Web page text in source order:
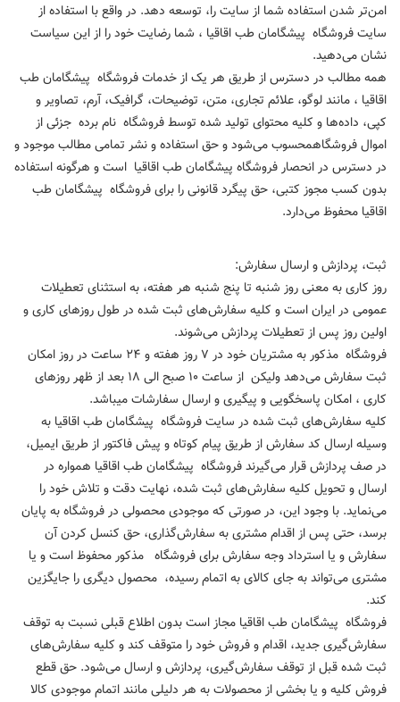
امن‏‌تر شدن استفاده شما از سایت را، توسعه دهد. در واقع با استفاده از
سایت فروشگاه پیشگامان طب اقاقیا ، شما رضایت خود را از این سیاست
نشان می‏‌دهید.
همه مطالب در دسترس از طریق هر یک از خدمات فروشگاه پیشگامان طب
اقاقیا ، مانند لوگو، علائم تجاری، متن، توضیحات، گرافیک، آرم، تصاویر و
کپی، داده‌ها و کلیه محتوای تولید شده توسط فروشگاه نام برده جزئی از
اموال فروشگاهمحسوب می‏‌شود و حق استفاده و نشر تمامی مطالب موجود و
در دسترس در انحصار فروشگاه پیشگامان طب اقاقیا است و هرگونه استفاده
بدون کسب مجوز کتبی، حق پیگرد قانونی را برای فروشگاه پیشگامان طب
اقاقیا محفوظ می‏‌دارد.
ثبت، پردازش و ارسال سفارش:
روز کاری به معنی روز شنبه تا پنج شنبه هر هفته، به استثنای تعطیلات
عمومی در ایران است و کلیه سفارش‏‌های ثبت شده در طول روزهای کاری و
اولین روز پس از تعطیلات پردازش می‌‏شوند.
فروشگاه مذکور به مشتریان خود در ۷ روز هفته و ۲۴ ساعت در روز امکان
ثبت سفارش می‌‏دهد ولیکن از ساعت ۱۰ صبح الی ۱۸ بعد از ظهر روزهای
کاری ، امکان پاسخگویی و پیگیری و ارسال سفارشات میباشد.
کلیه سفارش‌‏های ثبت شده در سایت فروشگاه پیشگامان طب اقاقیا به
وسیله ارسال کد سفارش از طریق پیام کوتاه و پیش فاکتور از طریق ایمیل،
در صف پردازش قرار می‏‌گیرند فروشگاه پیشگامان طب اقاقیا همواره در
ارسال و تحویل کلیه سفارش‌‏های ثبت شده، نهایت دقت و تلاش خود را
می‏‌نماید. با وجود این، در صورتی که موجودی محصولی در فروشگاه به پایان
برسد، حتی پس از اقدام مشتری به سفارش‌‏گذاری، حق کنسل کردن آن
سفارش و یا استرداد وجه سفارش برای فروشگاه مذکور محفوظ است و یا
مشتری می‏‌تواند به جای کالای به اتمام رسیده، محصول دیگری را جایگزین
کند.
فروشگاه پیشگامان طب اقاقیا مجاز است بدون اطلاع قبلی نسبت به توقف
سفارش‌‏گیری جدید، اقدام و فروش خود را متوقف کند و کلیه سفارش‌‏های
ثبت شده قبل از توقف سفارش‌‏گیری، پردازش و ارسال می‌‏شود. حق قطع
فروش کلیه و یا بخشی از محصولات به هر دلیلی مانند اتمام موجودی کالا